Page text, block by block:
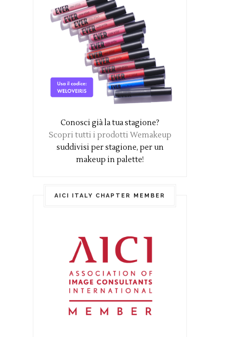
Conosci già la tua stagione?
Scopri tutti i prodotti Wemakeup
suddivisi per stagione, per un
makeup in palette!
AICI ITALY CHAPTER MEMBER